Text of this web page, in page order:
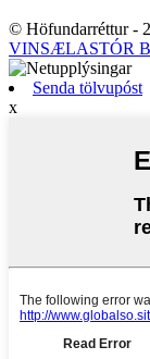
© Höfundarréttur -
VINSÆLASTÓR
Senda tölvupóst
x